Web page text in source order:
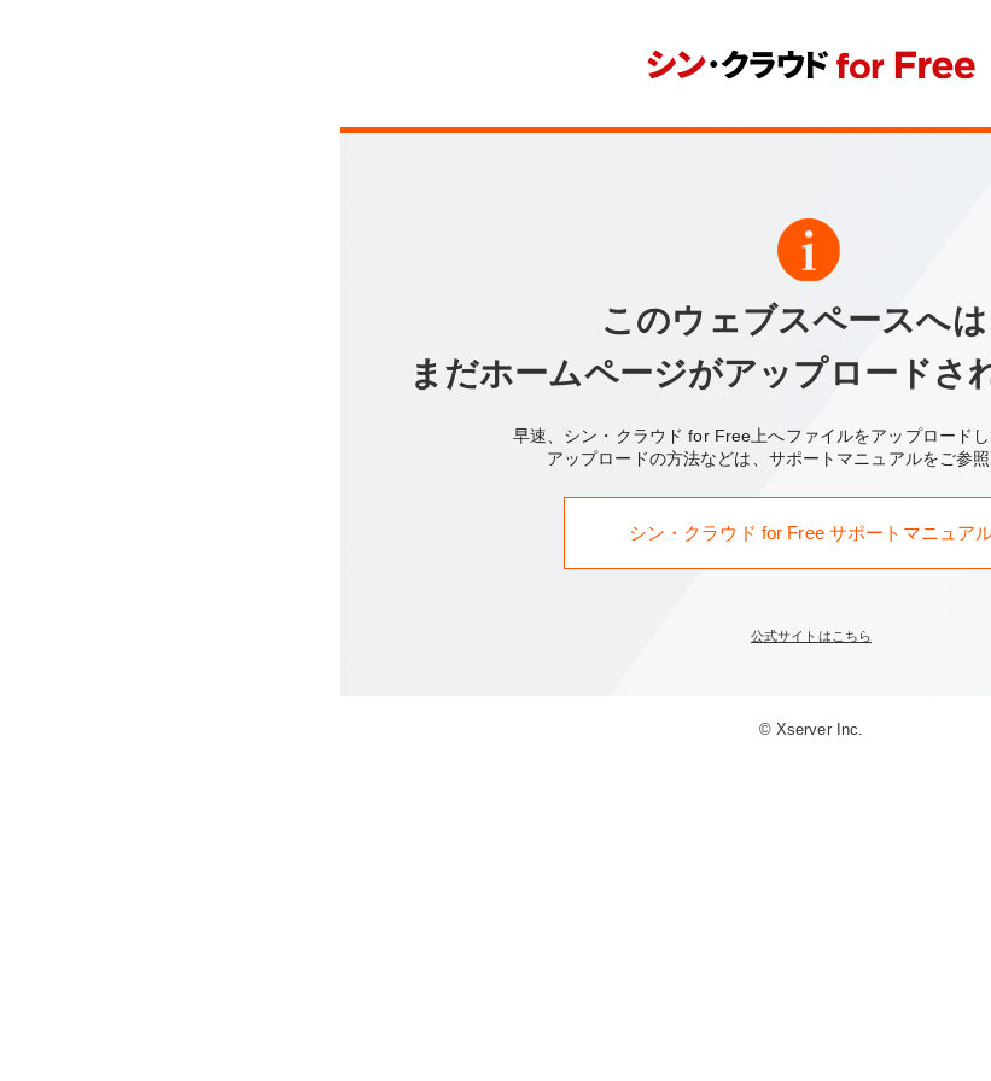
このウェブスペースへは
まだホームページがアップロードさ
早速、シン・クラウド for Free上へファイルをアップロードし
アップロードの方法などは、サポートマニュアルをご参照
シン・クラウド for Free サポートマニュア
公式サイトはこちら
© Xserver Inc.